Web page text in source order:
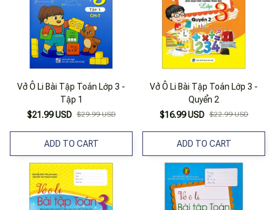
Vở Ô Li Bài Tập Toán Lớp 3 -
Tập 1
$21.99 USD $29.99 USD
ADD TO CART
Vở Ô Li Bài Tập Toán Lớp 3 -
Quyển 2
$16.99 USD $22.99 USD
ADD TO CART